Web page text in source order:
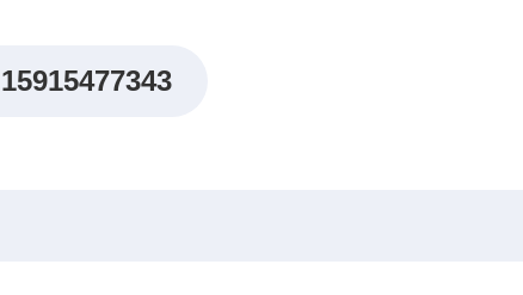
15915477343